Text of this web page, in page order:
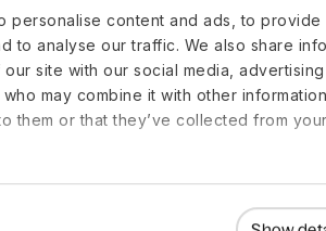
personalise content and ads, to provide
to analyse our traffic. We also share
site with our social media,
may combine it with other
them or that they’ve collected from
지원: 전화, 콜백, 화상 통화, 이메
그리고 엔터프라이즈용